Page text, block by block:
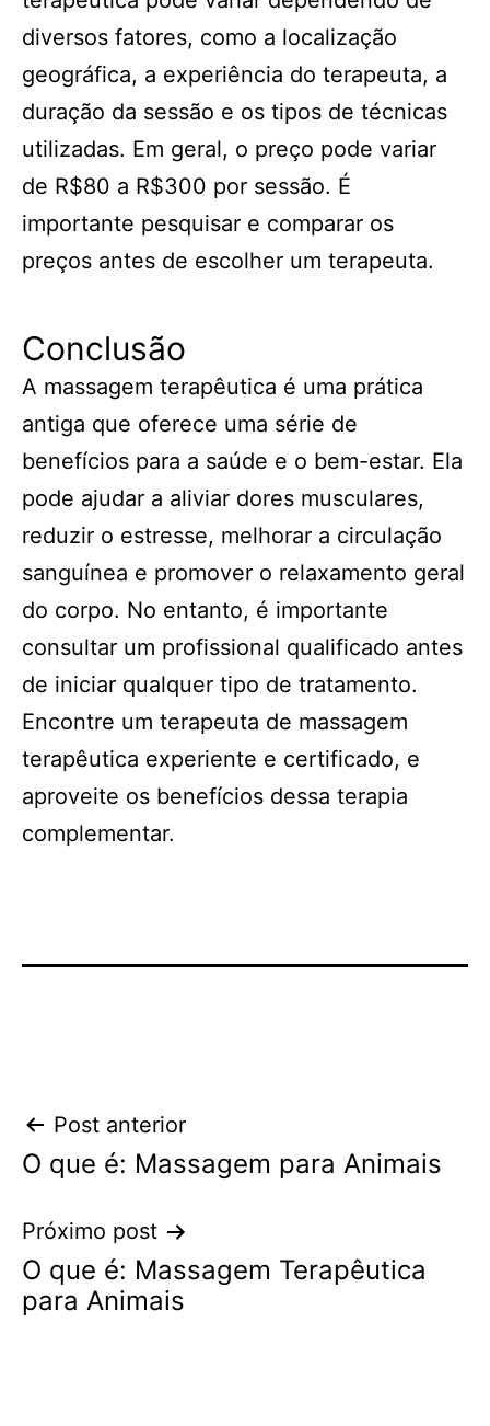
diversos fatores, como a localização
geográfica, a experiência do terapeuta, a
duração da sessão e os tipos de técnicas
utilizadas. Em geral, o preço pode variar
de R$80 a R$300 por sessão. É
importante pesquisar e comparar os
preços antes de escolher um terapeuta.
Conclusão
A massagem terapêutica é uma prática
antiga que oferece uma série de
benefícios para a saúde e o bem-estar. Ela
pode ajudar a aliviar dores musculares,
reduzir o estresse, melhorar a circulação
sanguínea e promover o relaxamento geral
do corpo. No entanto, é importante
consultar um profissional qualificado antes
de iniciar qualquer tipo de tratamento.
Encontre um terapeuta de massagem
terapêutica experiente e certificado, e
aproveite os benefícios dessa terapia
complementar.
Navegação
de
Post
Post anterior
O que é: Massagem para Animais
Próximo post
O que é: Massagem Terapêutica
para Animais